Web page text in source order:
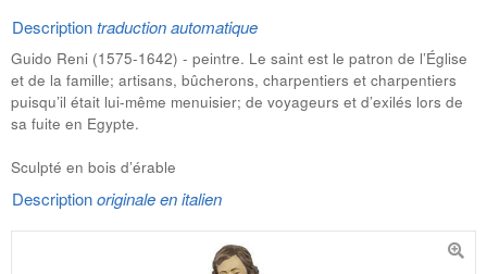
Descriptiontraduction automatique
Guido Reni (1575-1642) - peintre. Le saint est le patron de l’Église
et de la famille; artisans, bûcherons, charpentiers et charpentiers
puisqu’il était lui-même menuisier; de voyageurs et d’exilés lors de
sa fuite en Egypte.
Sculpté en bois d’érable
Descriptionoriginale en italien